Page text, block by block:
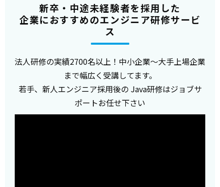
新卒・中途未経験者を採用した
企業におすすめのエンジニア研修サービ
ス
法人研修の実績2700名以上！中小企業～大手上場企業
まで幅広く受講してます。
若手、新人エンジニア採用後の Java研修はジョブサ
ポートお任せ下さい